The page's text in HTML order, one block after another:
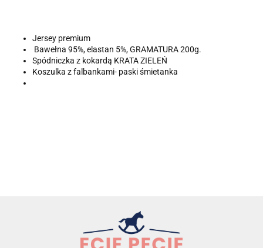
Jersey premium
Bawełna 95%, elastan 5%, GRAMATURA 200g.
Spódniczka z kokardą KRATA ZIELEŃ
Koszulka z falbankami- paski śmietanka